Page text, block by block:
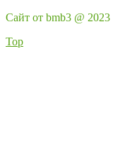
Сайт от bmb3 @ 2023
Top